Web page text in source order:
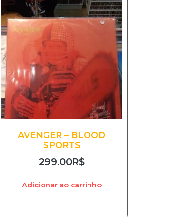
AVENGER – BLOOD
SPORTS
299.00R$
Adicionar ao carrinho